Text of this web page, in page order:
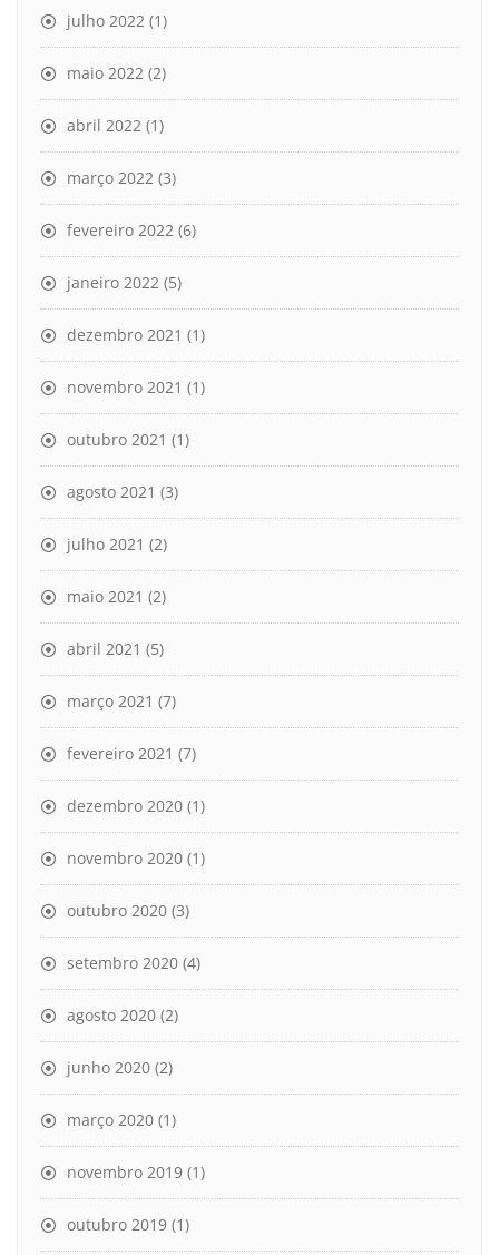
julho 2022 (1)
maio 2022 (2)
abril 2022 (1)
março 2022 (3)
fevereiro 2022 (6)
janeiro 2022 (5)
dezembro 2021 (1)
novembro 2021 (1)
outubro 2021 (1)
agosto 2021 (3)
julho 2021 (2)
maio 2021 (2)
abril 2021 (5)
março 2021 (7)
fevereiro 2021 (7)
dezembro 2020 (1)
novembro 2020 (1)
outubro 2020 (3)
setembro 2020 (4)
agosto 2020 (2)
junho 2020 (2)
março 2020 (1)
novembro 2019 (1)
outubro 2019 (1)